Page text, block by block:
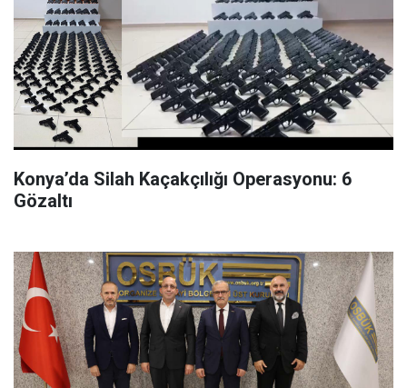
Konya’da Silah Kaçakçılığı Operasyonu: 6
Gözaltı